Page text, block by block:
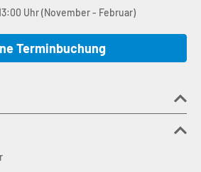
Uhr (November - Februar)
Terminbuchung